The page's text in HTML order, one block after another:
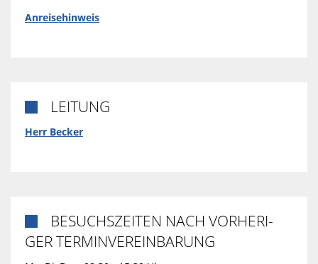
Anreisehinweis
LEITUNG
HerrBecker
BESUCHSZEITEN NACH VORHERI-
GER TERMINVEREINBARUNG